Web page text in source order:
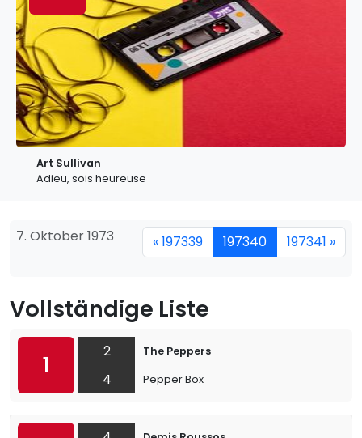
Art Sullivan
Adieu, sois heureuse
7. Oktober 1973 « 197339 197340 197341 »
Vollständige Liste
1
2
4
The Peppers
Pepper Box